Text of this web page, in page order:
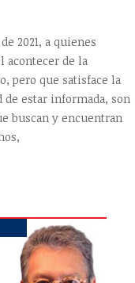
2021, a quienes
acontecer de la
pero que satisface la
de estar informada, son
buscan y encuentran